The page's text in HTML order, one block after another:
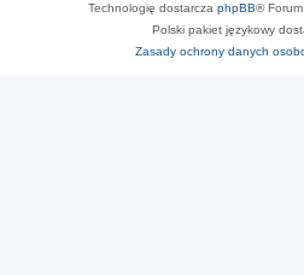
Technologię dostarcza phpBB®
Polski pakiet językowy
Zasady ochrony danych